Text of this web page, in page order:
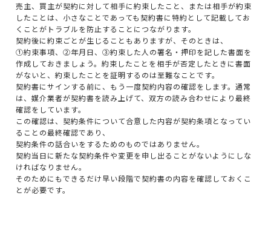
売主、買主が契約に対して相手に約束したこと、または相手が約束
したことは、小さなことであっても契約書に特約として記載してお
くことがトラブルを防止することにつながります。
契約後に約束ごとが生じることもありますが、そのときは、
①約束事項、②年月日、③約束した人の署名・押印を記した書面を
作成しておきましょう。約束したことを相手が否定したときに書面
がないと、約束したことを証明するのは至難なことです。
契約書にサインする前に、もう一度契約内容の確認をします。通常
は、媒介業者が契約書を読み上げて、双方の読み合わせにより最終
確認をしています。
この確認は、契約条件について合意した内容が契約条項となってい
ることの最終確認であり、
契約条件の話合いをするためのものではありません。
契約当日に新たな契約条件や変更を申し出ることがないようにしな
ければなりません。
そのためにもできるだけ早い段階で契約書の内容を確認しておくこ
とが必要です。